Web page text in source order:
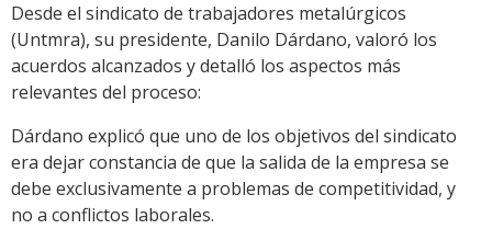
Desde el sindicato de trabajadores metalúrgicos
(Untmra), su presidente, Danilo Dárdano, valoró los
acuerdos alcanzados y detalló los aspectos más
relevantes del proceso:
Dárdano explicó que uno de los objetivos del sindicato
era dejar constancia de que la salida de la empresa se
debe exclusivamente a problemas de competitividad, y
no a conflictos laborales.